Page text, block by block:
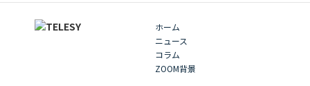
ホーム
ニュース
コラム
ZOOM背景